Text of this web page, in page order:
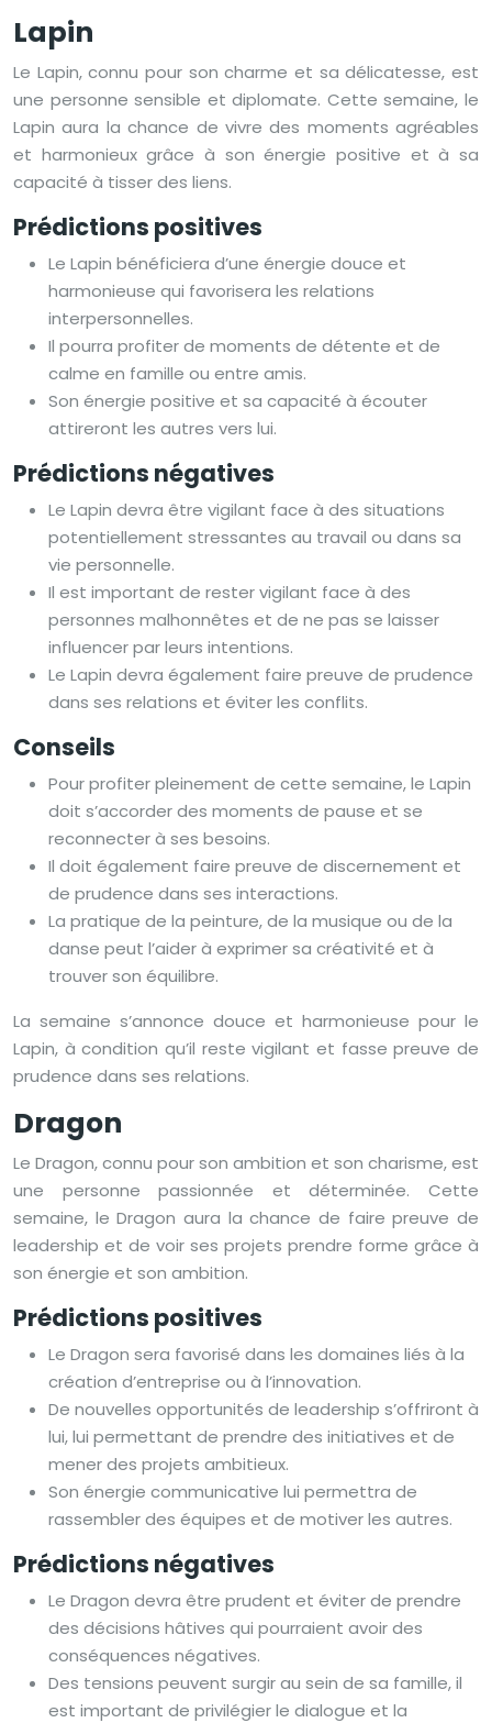
Lapin
Le Lapin, connu pour son charme et sa délicatesse, est
une personne sensible et diplomate. Cette semaine, le
Lapin aura la chance de vivre des moments agréables
et harmonieux grâce à son énergie positive et à sa
capacité à tisser des liens.
Prédictions positives
Le Lapin bénéficiera d’une énergie douce et
harmonieuse qui favorisera les relations
interpersonnelles.
Il pourra profiter de moments de détente et de
calme en famille ou entre amis.
Son énergie positive et sa capacité à écouter
attireront les autres vers lui.
Prédictions négatives
Le Lapin devra être vigilant face à des situations
potentiellement stressantes au travail ou dans sa
vie personnelle.
Il est important de rester vigilant face à des
personnes malhonnêtes et de ne pas se laisser
influencer par leurs intentions.
Le Lapin devra également faire preuve de prudence
dans ses relations et éviter les conflits.
Conseils
Pour profiter pleinement de cette semaine, le Lapin
doit s’accorder des moments de pause et se
reconnecter à ses besoins.
Il doit également faire preuve de discernement et
de prudence dans ses interactions.
La pratique de la peinture, de la musique ou de la
danse peut l’aider à exprimer sa créativité et à
trouver son équilibre.
La semaine s’annonce douce et harmonieuse pour le
Lapin, à condition qu’il reste vigilant et fasse preuve de
prudence dans ses relations.
Dragon
Le Dragon, connu pour son ambition et son charisme, est
une personne passionnée et déterminée. Cette
semaine, le Dragon aura la chance de faire preuve de
leadership et de voir ses projets prendre forme grâce à
son énergie et son ambition.
Prédictions positives
Le Dragon sera favorisé dans les domaines liés à la
création d’entreprise ou à l’innovation.
De nouvelles opportunités de leadership s’offriront à
lui, lui permettant de prendre des initiatives et de
mener des projets ambitieux.
Son énergie communicative lui permettra de
rassembler des équipes et de motiver les autres.
Prédictions négatives
Le Dragon devra être prudent et éviter de prendre
des décisions hâtives qui pourraient avoir des
conséquences négatives.
Des tensions peuvent surgir au sein de sa famille, il
est important de privilégier le dialogue et la